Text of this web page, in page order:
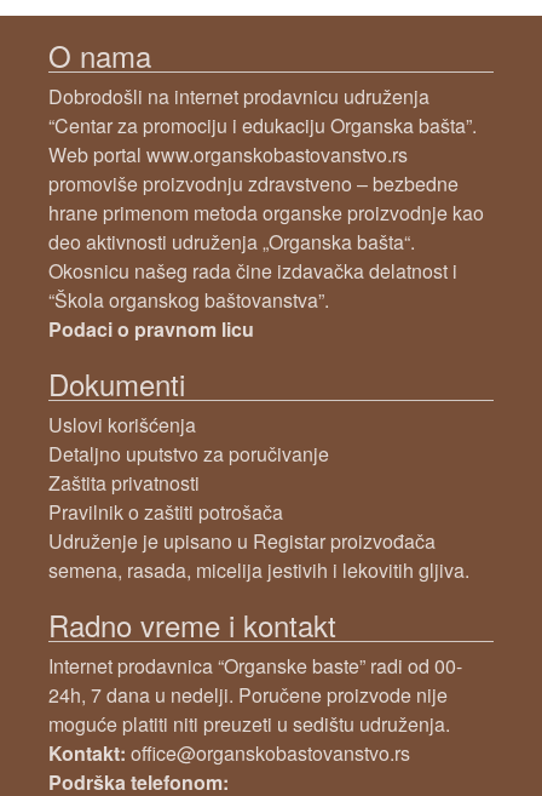
O nama
Dobrodošli na internet prodavnicu udruženja
“Centar za promociju i edukaciju Organska bašta”.
Web portal www.organskobastovanstvo.rs
promoviše proizvodnju zdravstveno – bezbedne
hrane primenom metoda organske proizvodnje kao
deo aktivnosti udruženja „Organska bašta“.
Okosnicu našeg rada čine izdavačka delatnost i
“Škola organskog baštovanstva”.
Podaci o pravnom licu
Dokumenti
Uslovi korišćenja
Detaljno uputstvo za poručivanje
Zaštita privatnosti
Pravilnik o zaštiti potrošača
Udruženje je upisano u Registar proizvođača
semena, rasada, micelija jestivih i lekovitih gljiva.
Radno vreme i kontakt
Internet prodavnica “Organske baste” radi od 00-
24h, 7 dana u nedelji. Poručene proizvode nije
moguće platiti niti preuzeti u sedištu udruženja.
Kontakt: office@organskobastovanstvo.rs
Podrška telefonom: